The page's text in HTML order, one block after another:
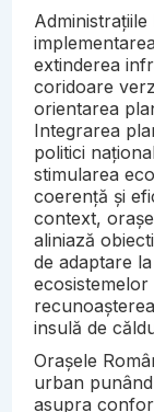
extinderea
coridoare
orientarea
Integrarea
politici
stimularea
coerență și
context,
aliniază
de adaptare
insulă de
Orașele
urban
asupra